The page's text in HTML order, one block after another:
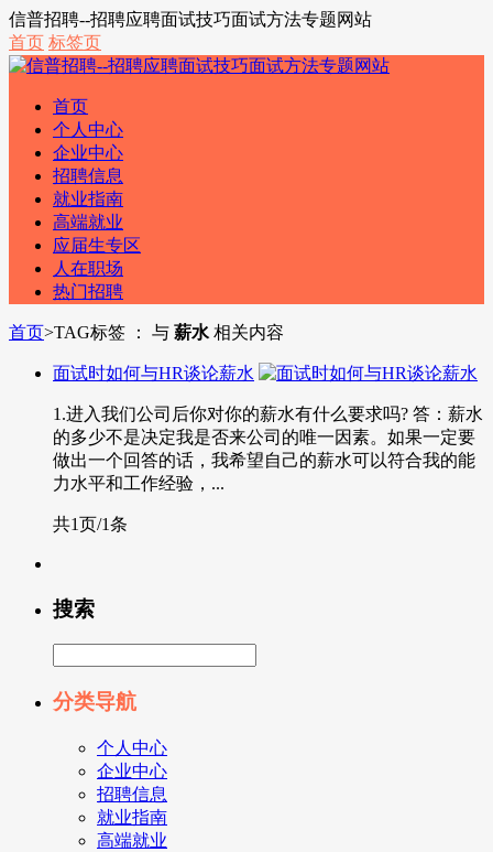
信普招聘--招聘应聘面试技巧面试方法专题网站
首页 标签页
首页
个人中心
企业中心
招聘信息
就业指南
高端就业
应届生专区
人在职场
热门招聘
首页>TAG标签 ： 与 薪水 相关内容
面试时如何与HR谈论薪水
1.进入我们公司后你对你的薪水有什么要求吗? 答：薪水
的多少不是决定我是否来公司的唯一因素。如果一定要
做出一个回答的话，我希望自己的薪水可以符合我的能
力水平和工作经验，...
共1页/1条
搜索
分类导航
个人中心
企业中心
招聘信息
就业指南
高端就业